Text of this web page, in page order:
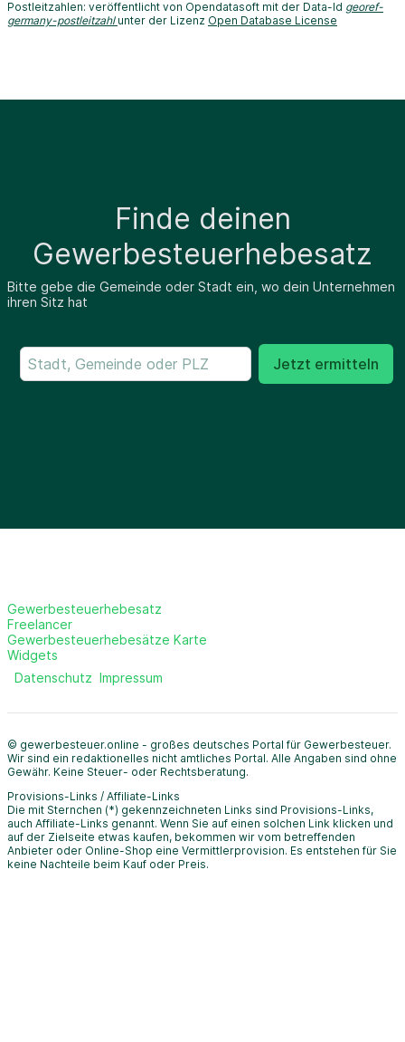
Postleitzahlen: veröffentlicht von Opendatasoft mit der Data-Id georef-
germany-postleitzahl unter der Lizenz Open Database License
Finde deinen
Gewerbesteuerhebesatz
Bitte gebe die Gemeinde oder Stadt ein, wo dein Unternehmen
ihren Sitz hat
Jetzt ermitteln
Gewerbesteuerhebesatz
Freelancer
Gewerbesteuerhebesätze Karte
Widgets
Datenschutz Impressum
© gewerbesteuer.online - großes deutsches Portal für Gewerbesteuer.
Wir sind ein redaktionelles nicht amtliches Portal. Alle Angaben sind ohne
Gewähr. Keine Steuer- oder Rechtsberatung.
Provisions-Links / Affiliate-Links
Die mit Sternchen (*) gekennzeichneten Links sind Provisions-Links,
auch Affiliate-Links genannt. Wenn Sie auf einen solchen Link klicken und
auf der Zielseite etwas kaufen, bekommen wir vom betreffenden
Anbieter oder Online-Shop eine Vermittlerprovision. Es entstehen für Sie
keine Nachteile beim Kauf oder Preis.